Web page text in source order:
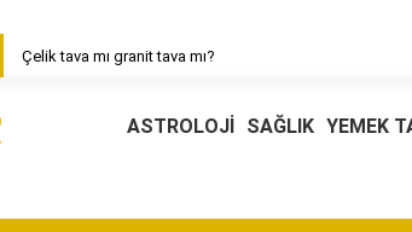
Çelik tava mı granit tava mı?
ASTROLOJİ SAĞLIK YEMEK